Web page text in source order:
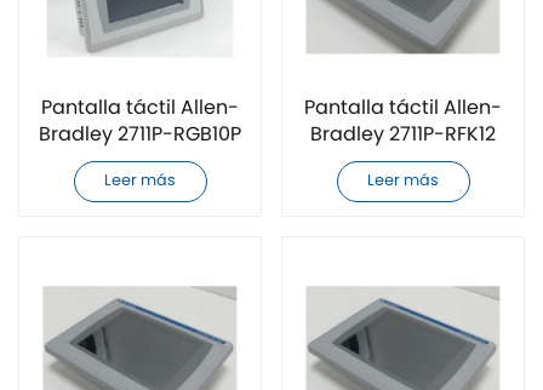
Pantalla táctil Allen-
Bradley 2711P-RGB10P
nueva
Leer más
Pantalla táctil Allen-
Bradley 2711P-RFK12
nueva
Leer más